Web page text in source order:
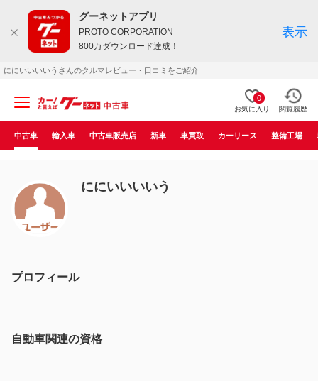
グーネットアプリ
PROTO CORPORATION
800万ダウンロード達成！
表示
ににいいいいうさんのクルマレビュー・口コミをご紹介
0
お気に入り 閲覧履歴
中古車 輸入車 中古車販売店 新車 車買取 カーリース 整備工場
ににいいいいう
プロフィール
自動車関連の資格